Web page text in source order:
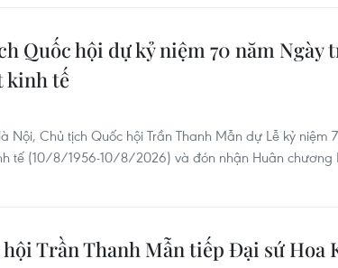
Quốc hội dự kỷ niệm 70 năm Ngày
kinh tế
Chủ tịch Quốc hội Trần Thanh Mẫn dự Lễ kỷ niệm
tế (10/8/1956-10/8/2026) và đón nhận Huân chương
Trần Thanh Mẫn tiếp Đại sứ Hoa